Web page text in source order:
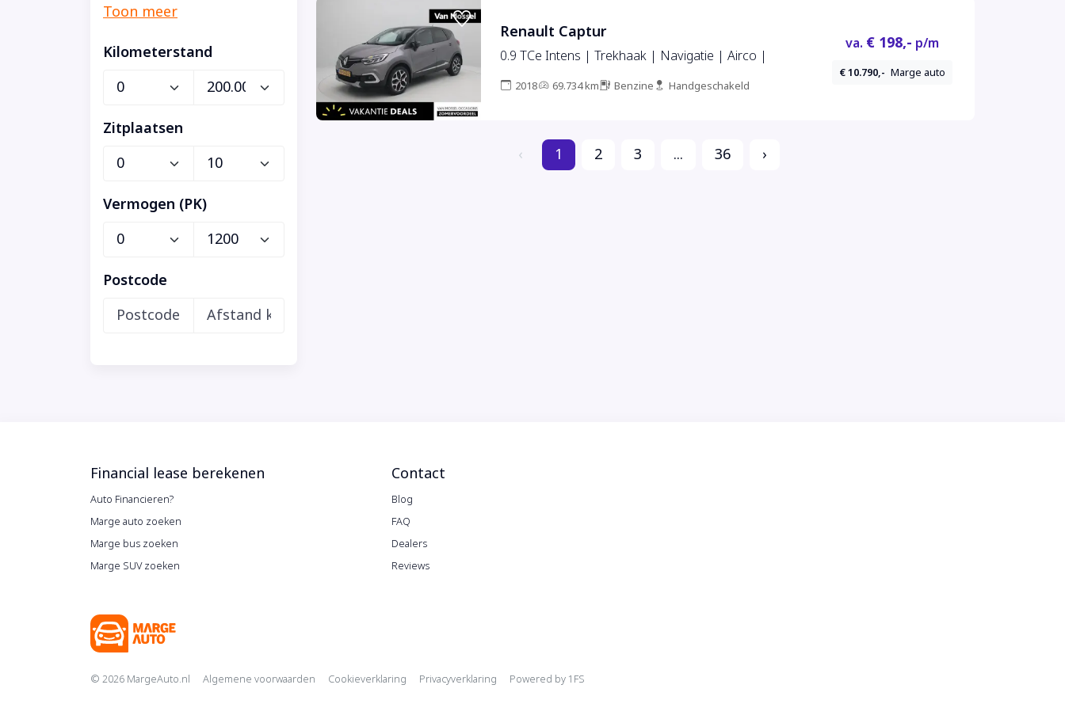
Kilometerstand
Zitplaatsen
Vermogen (PK)
Postcode
Renault Captur
0.9 TCe Intens | Trekhaak | Navigatie | Airco |
2018 69.734 km Benzine Handgeschakeld
va. € 198,- p/m
€ 10.790,- Marge auto
‹ 1 2 3 ... 36 ›
Financial lease berekenen
Auto Financieren?
Marge auto zoeken
Marge bus zoeken
Marge SUV zoeken
Contact
Blog
FAQ
Dealers
Reviews
Copyright navigation
© 2026 MargeAuto.nl Algemene voorwaarden Cookieverklaring Privacyverklaring Powered by 1FS